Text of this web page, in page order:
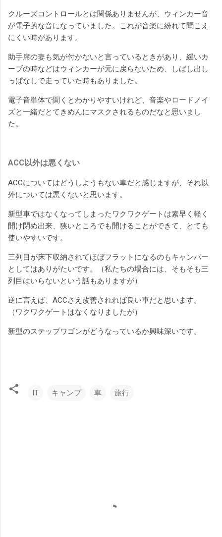
クルーズコントロールとは関係ありませんが、ウィンカー音
が電子的な音になっていました。これが音楽に紛れて聞こえ
にくい時があります。
助手席の妻も気が付かないと言っているときがあり、緩いカ
ーブの時などはウィンカーが元に戻らないため、しばし出し
っぱなしで走っていた時もありました。
電子音単体で聞くとわかりやすいけれど、音楽やロードノイ
ズと一緒だとてきめんにマスクされるものだなと思いまし
た。
ACC以外は悪くない
ACCについてはどうしようもない車だと感じますが、それ以
外については悪くないと思います。
新型車ではなくなってしまったワクワクゲートは素早く軽く
開け閉め出来、狭いところでも開けることができて、とても
使いやすいです。
三列目が床下収納されてほぼフラットになるのもキャンパー
としてはありがたいです。（私たちの場合には、そもそも三
列目はいらないという話もありますが）
逆に言えば、ACCさえ改善されれば良い車だと思います。
（ワクワクゲートはなくなりましたが）
新型のステップワゴンがどうなっているか興味深いです。
IT キャンプ 車 旅行